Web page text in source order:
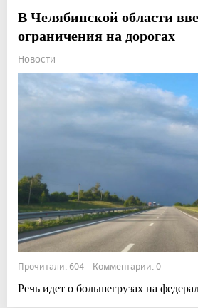
В Челябинской области
ограничения на дорогах
Новости
Прочитали: 604 Комментарии: 0
Речь идет о большегрузах на